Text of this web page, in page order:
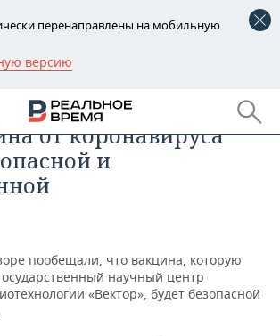
перенаправлены на мобильную
версию
ДОХОДАХ
ПФО
уверяют,
от коронавируса
и
пообещали, что вакцина, которую
научный центр
«Вектор», будет безопасной